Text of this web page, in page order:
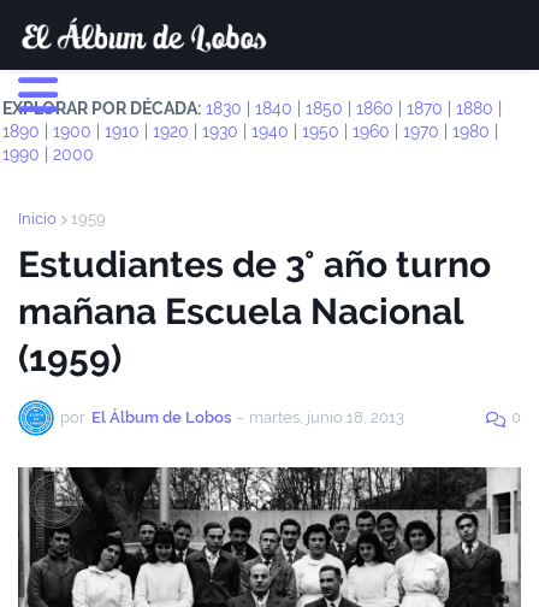
EXPLORAR POR DÉCADA: 1830 1840 1850 1860 1870 1880
1890
1900 1910 1920 1930 1940 1950 1960 1970 1980
1990
2000
Inicio 1959
Estudiantes de 3° año turno
mañana Escuela Nacional
(1959)
por El Álbum de Lobos - martes, junio 18, 2013 0